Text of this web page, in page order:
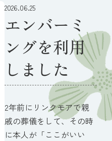
2026.06.25
エンバーミ
ングを利用
しました
2年前にリンクモアで親
戚の葬儀をして、その時
に本人が「ここがいい